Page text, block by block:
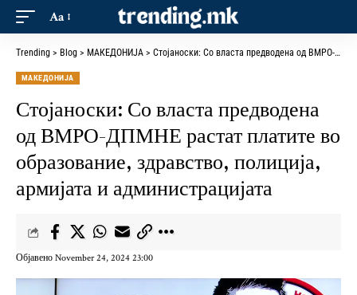
Aa
Trending > Blog > МАКЕДОНИЈА > Стојаноски: Со власта предводена од ВМРО-ДПМНЕ растат платите во образование, здравство, полиција, армијата и администрацијата
МАКЕДОНИЈА
Стојаноски: Со власта предводена
од ВМРО-ДПМНЕ растат платите во
образование, здравство, полиција,
армијата и администрацијата
Објавено November 24, 2024 23:00